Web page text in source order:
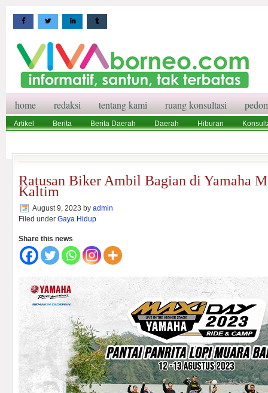
home redaksi tentang kami ruang konsultasi
Artikel Berita Berita Daerah Daerah Hiburan
Ratusan Biker Ambil Bagian di Yamaha
Kaltim
August 9, 2023 by admin
Filed under Gaya Hidup
Share this news